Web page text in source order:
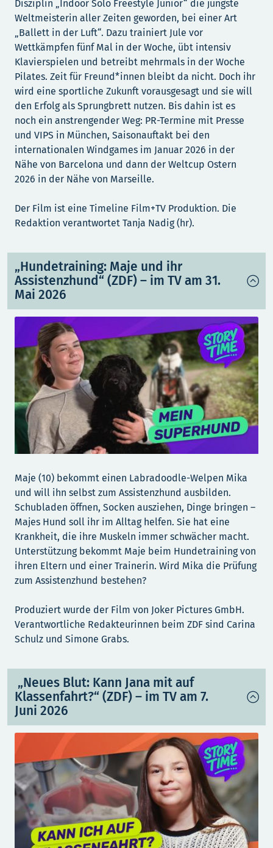
Disziplin „Indoor Solo Freestyle Junior“ die jüngste
Weltmeisterin aller Zeiten geworden, bei einer Art
„Ballett in der Luft“. Dazu trainiert Jule vor
Wettkämpfen fünf Mal in der Woche, übt intensiv
Klavierspielen und betreibt mehrmals in der Woche
Pilates. Zeit für Freund*innen bleibt da nicht. Doch ihr
wird eine sportliche Zukunft vorausgesagt und sie will
den Erfolg als Sprungbrett nutzen. Bis dahin ist es
noch ein anstrengender Weg: PR-Termine mit Presse
und VIPS in München, Saisonauftakt bei den
internationalen Windgames im Januar 2026 in der
Nähe von Barcelona und dann der Weltcup Ostern
2026 in der Nähe von Marseille.
Der Film ist eine Timeline Film+TV Produktion. Die
Redaktion verantwortet Tanja Nadig (hr).
„Hundetraining: Maje und ihr
Assistenzhund“ (ZDF) – im TV am 31.
Mai 2026
Maje (10) bekommt einen Labradoodle-Welpen Mika
und will ihn selbst zum Assistenzhund ausbilden.
Schubladen öffnen, Socken ausziehen, Dinge bringen –
Majes Hund soll ihr im Alltag helfen. Sie hat eine
Krankheit, die ihre Muskeln immer schwächer macht.
Unterstützung bekommt Maje beim Hundetraining von
ihren Eltern und einer Trainerin. Wird Mika die Prüfung
zum Assistenzhund bestehen?
Produziert wurde der Film von Joker Pictures GmbH.
Verantwortliche Redakteurinnen beim ZDF sind Carina
Schulz und Simone Grabs.
„Neues Blut: Kann Jana mit auf
Klassenfahrt?“ (ZDF) – im TV am 7.
Juni 2026